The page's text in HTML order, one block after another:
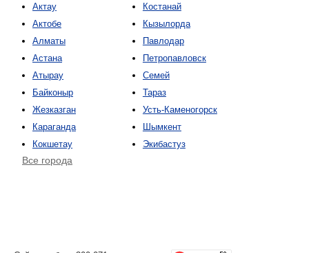
Актау
Актобе
Алматы
Астана
Атырау
Байконыр
Жезказган
Караганда
Кокшетау
Костанай
Кызылорда
Павлодар
Петропавловск
Семей
Тараз
Усть-Каменогорск
Шымкент
Экибастуз
Все города